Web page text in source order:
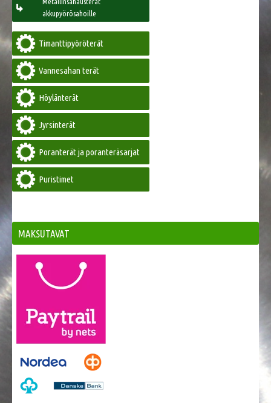
akkupyörösahoille
Timanttipyöröterät
Vannesahan terät
Höylänterät
Jyrsinterät
Poranterät ja poranteräsarjat
Puristimet
MAKSUTAVAT